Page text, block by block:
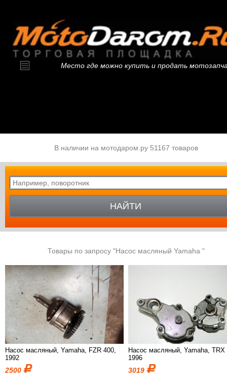
Место где можно купить и продать
В наличии на мотодаром.ру 51167 товаров
НАЙТИ
Товары по запросу "Насос масляный Yamaha "
Насос масляный, Yamaha, FZR 400,
1992
2500
Насос масляный, Yamaha, TRX
1996
3019